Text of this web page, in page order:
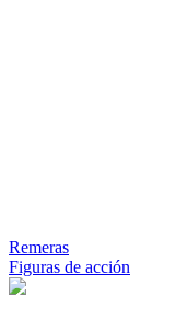
Remeras
Figuras de acción